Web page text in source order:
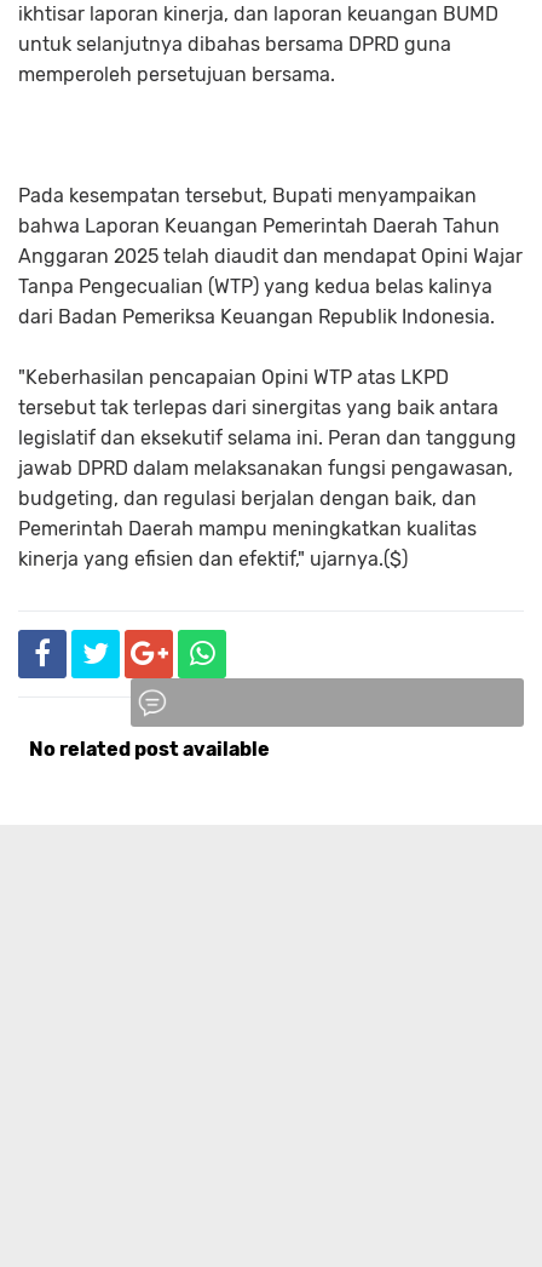
ikhtisar laporan kinerja, dan laporan keuangan BUMD
untuk selanjutnya dibahas bersama DPRD guna
memperoleh persetujuan bersama.
Pada kesempatan tersebut, Bupati menyampaikan
bahwa Laporan Keuangan Pemerintah Daerah Tahun
Anggaran 2025 telah diaudit dan mendapat Opini Wajar
Tanpa Pengecualian (WTP) yang kedua belas kalinya
dari Badan Pemeriksa Keuangan Republik Indonesia.
"Keberhasilan pencapaian Opini WTP atas LKPD
tersebut tak terlepas dari sinergitas yang baik antara
legislatif dan eksekutif selama ini. Peran dan tanggung
jawab DPRD dalam melaksanakan fungsi pengawasan,
budgeting, dan regulasi berjalan dengan baik, dan
Pemerintah Daerah mampu meningkatkan kualitas
kinerja yang efisien dan efektif," ujarnya.($)
No related post available